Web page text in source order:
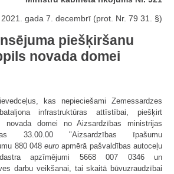
gada 7. decembrī (prot. Nr. 79 31. §)
piešķiršanu
novada domei
kas nepieciešami Zemessardzes
infrastruktūras attīstībai, piešķirt
novada domei no Aizsardzības ministrijas
33.00.00 "Aizsardzības īpašumu
880 048euro apmērā pašvaldības autoceļu
apzīmējumi 5668 007 0346 un
darbu veikšanai, tai skaitā būvuzraudzībai